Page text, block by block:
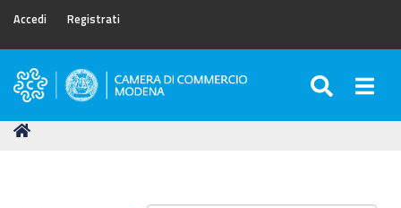
Accedi Registrati
Camera
Commercio
Tu